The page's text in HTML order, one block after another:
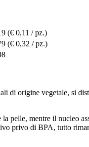
(€ 0,11 / pz.)
(€ 0,32 / pz.)
di origine vegetale, si
pelle, mentre il nucleo
privo di BPA, tutto